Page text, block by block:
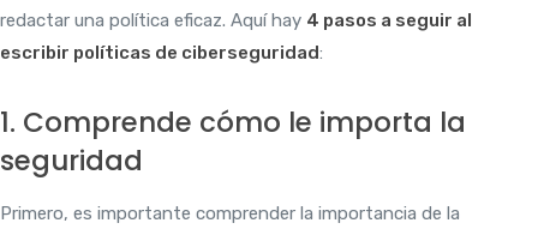
redactar una política eficaz. Aquí hay 4 pasos a seguir al
escribir políticas de ciberseguridad:
1. Comprende cómo le importa la
seguridad
Primero, es importante comprender la importancia de la